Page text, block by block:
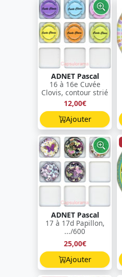
ADNET Pascal
16 à 16e Cuvée
Clovis, contour strié
12,00€
Ajouter
ADNET Pascal
17 à 17d Papillon,
.../600
25,00€
Ajouter